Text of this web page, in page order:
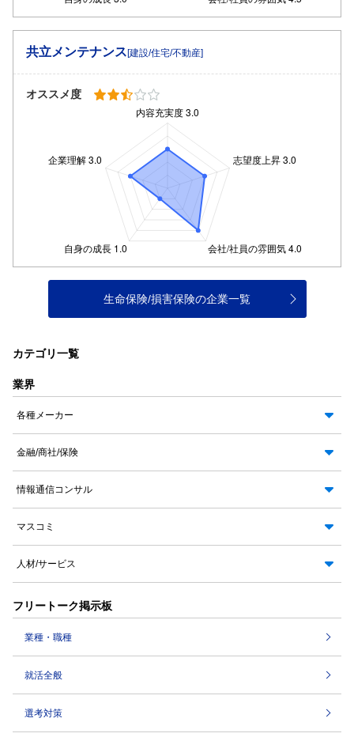
共立メンテナンス[建設/住宅/不動産]
オススメ度
生命保険/損害保険の企業一覧
カテゴリ一覧
業界
各種メーカー
金融/商社/保険
情報通信コンサル
マスコミ
人材/サービス
フリートーク掲示板
業種・職種
就活全般
選考対策